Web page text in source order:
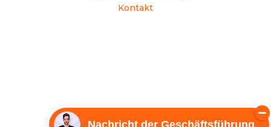
Kontakt
Nachricht der Geschäftsführung